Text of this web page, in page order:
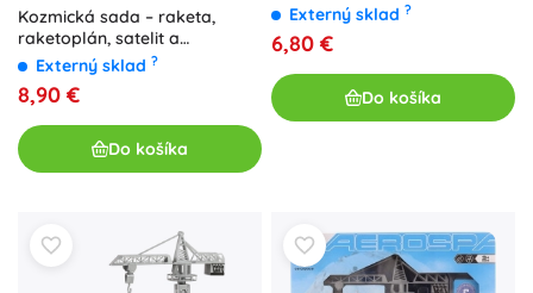
Kozmická sada – raketa,
raketoplán, satelit a
transportné vozidlo
Externý sklad ?
8,90 €
Do košíka
Externý sklad ?
6,80 €
Do košíka